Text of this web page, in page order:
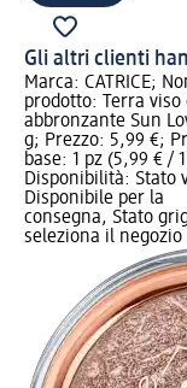
Gli altri clienti
Marca: CATRICE;
prodotto: Terra viso
abbronzante Sun
g; Prezzo: 5,99 €;
base: 1 pz (5,99 € /
Disponibilità: Stato
Disponibile per la
consegna, Stato
seleziona il negozio